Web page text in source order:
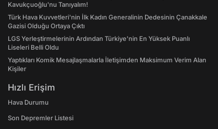
Kavukçuoğlu'nu Tanıyalım!
Türk Hava Kuvvetleri'nin İlk Kadın Generalinin Dedesinin Çanakkale
Gazisi Olduğu Ortaya Çıktı
LGS Yerleştirmelerinin Ardından Türkiye'nin En Yüksek Puanlı
Liseleri Belli Oldu
Yaptıkları Komik Mesajlaşmalarla İletişimden Maksimum Verim Alan
Kişiler
Hızlı Erişim
Hava Durumu
Son Depremler Listesi